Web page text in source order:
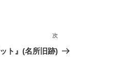
次
の
次
ト』(名所旧跡)